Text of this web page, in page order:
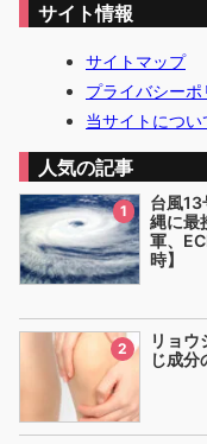
サイト情報
サイトマップ
プライバシーポ
当サイトについ
人気の記事
1
台風
縄に最
軍、
時】
2
リョ
じ成分